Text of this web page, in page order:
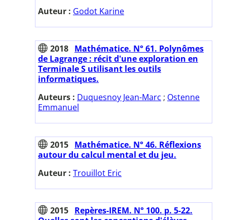
Auteur : Godot Karine
2018 Mathématice. N° 61. Polynômes
de Lagrange : récit d'une exploration en
Terminale S utilisant les outils
informatiques.
Auteurs : Duquesnoy Jean-Marc ; Ostenne
Emmanuel
2015 Mathématice. N° 46. Réflexions
autour du calcul mental et du jeu.
Auteur : Trouillot Eric
2015 Repères-IREM. N° 100. p. 5-22.